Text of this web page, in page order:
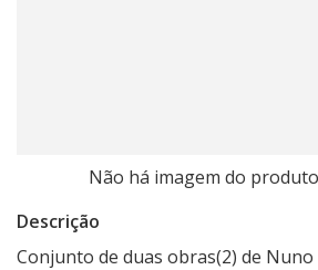
Não há imagem do
Descrição
Conjunto de duas obras(2) de